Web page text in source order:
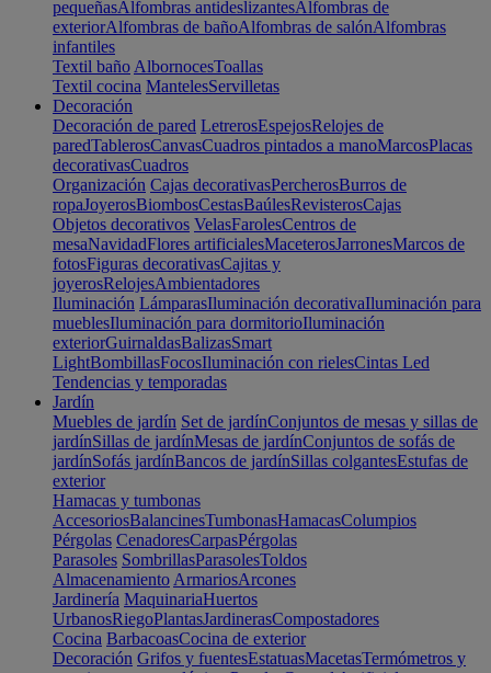
pequeñasAlfombras antideslizantesAlfombras de
exteriorAlfombras de bañoAlfombras de salónAlfombras
infantiles
Textil baño AlbornocesToallas
Textil cocina MantelesServilletas
Decoración
Decoración de pared LetrerosEspejosRelojes de
paredTablerosCanvasCuadros pintados a manoMarcosPlacas
decorativasCuadros
Organización Cajas decorativasPercherosBurros de
ropaJoyerosBiombosCestasBaúlesRevisterosCajas
Objetos decorativos VelasFarolesCentros de
mesaNavidadFlores artificialesMaceterosJarronesMarcos de
fotosFiguras decorativasCajitas y
joyerosRelojesAmbientadores
Iluminación LámparasIluminación decorativaIluminación para
mueblesIluminación para dormitorioIluminación
exteriorGuirnaldasBalizasSmart
LightBombillasFocosIluminación con rielesCintas Led
Tendencias y temporadas
Jardín
Muebles de jardín Set de jardínConjuntos de mesas y sillas de
jardínSillas de jardínMesas de jardínConjuntos de sofás de
jardínSofás jardínBancos de jardínSillas colgantesEstufas de
exterior
Hamacas y tumbonas
AccesoriosBalancinesTumbonasHamacasColumpios
Pérgolas CenadoresCarpasPérgolas
Parasoles SombrillasParasolesToldos
Almacenamiento ArmariosArcones
Jardinería MaquinariaHuertos
UrbanosRiegoPlantasJardinerasCompostadores
Cocina BarbacoasCocina de exterior
Decoración Grifos y fuentesEstatuasMacetasTermómetros y